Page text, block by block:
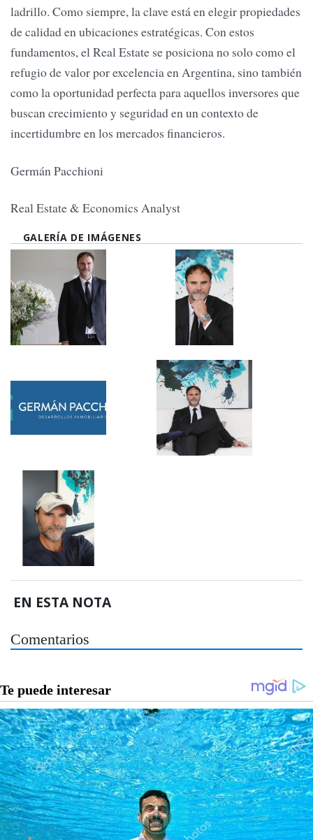
ladrillo. Como siempre, la clave está en elegir propiedades
de calidad en ubicaciones estratégicas. Con estos
fundamentos, el Real Estate se posiciona no solo como el
refugio de valor por excelencia en Argentina, sino también
como la oportunidad perfecta para aquellos inversores que
buscan crecimiento y seguridad en un contexto de
incertidumbre en los mercados financieros.
Germán Pacchioni
Real Estate & Economics Analyst
GALERÍA DE IMÁGENES
EN ESTA NOTA
Comentarios